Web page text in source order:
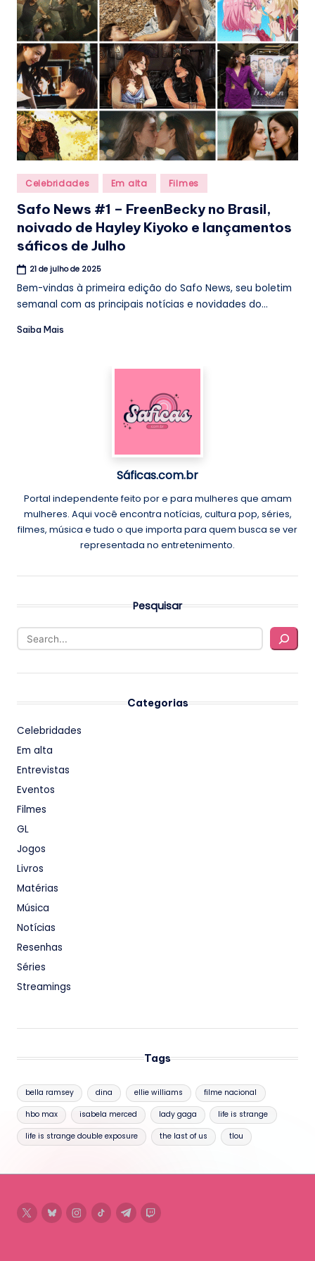
b
r
Posted
in
Celebridades Em alta Filmes
Safo News #1 – FreenBecky no Brasil,
noivado de Hayley Kiyoko e lançamentos
sáficos de Julho
21 de julho de 2025
Bem-vindas à primeira edição do Safo News, seu boletim
semanal com as principais notícias e novidades do...
Saiba Mais
Sáficas.com.br
Portal independente feito por e para mulheres que amam
mulheres. Aqui você encontra notícias, cultura pop, séries,
filmes, música e tudo o que importa para quem busca se ver
representada no entretenimento.
Pesquisar
Categorias
Celebridades
Em alta
Entrevistas
Eventos
Filmes
GL
Jogos
Livros
Matérias
Música
Notícias
Resenhas
Séries
Streamings
Tags
bella ramsey dina ellie williams filme nacional
hbo max isabela merced lady gaga life is strange
life is strange double exposure the last of us tlou
twitterblueskyinstagram
tiktoktelegram
twitch